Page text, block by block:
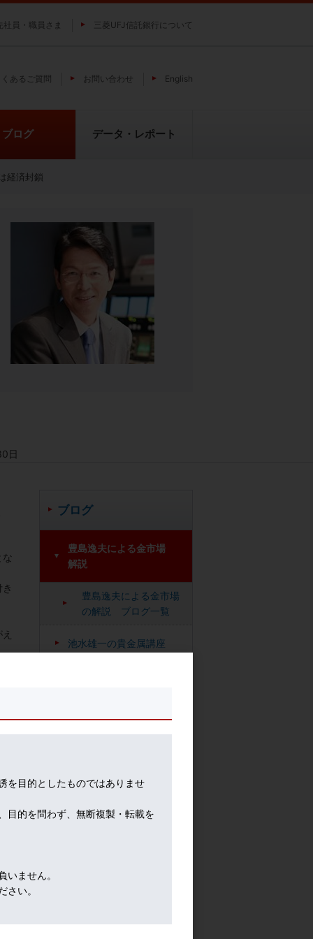
経済封鎖
ブログ
豊島逸夫による金市場
解説
豊島逸夫による金市場
の解説 ブログ一覧
池水雄一の貴金属講座
日
な
社員・職員さま 三菱UFJ信託銀行について
あるご質問 お問い合わせ English
貴金属の特性
純パラジウム上場信託（パラジウ
ムの果実）
ブログ データ・レポート
を目的としたものではありませ
目的を問わず、無断複製・転載を
ません。
い。